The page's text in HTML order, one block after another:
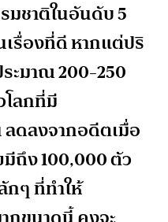
มชาติในอันดับ 5
รื่องที่ดี หากแต่ปริ
ะมาณ 200-250
โลกที่มี
ลดลงจากอดีตเมื่อ
ถึง 100,000 ตัว
กๆ ที่ทำให้